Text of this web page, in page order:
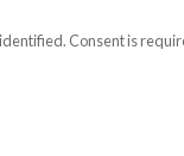
Consent is